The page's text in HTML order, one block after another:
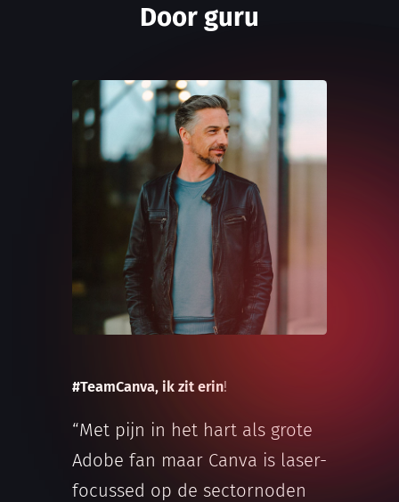
Door guru
#TeamCanva, ik zit erin!
“Met pijn in het hart als grote
Adobe fan maar Canva is laser-
focussed op de sectornoden